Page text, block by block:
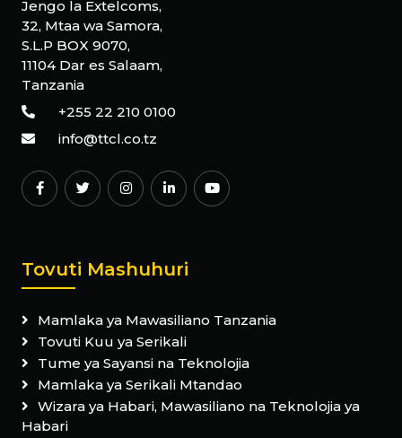
Jengo la Extelcoms,
32, Mtaa wa Samora,
S.L.P BOX 9070,
11104 Dar es Salaam,
Tanzania
+255 22 210 0100
info@ttcl.co.tz
Tovuti Mashuhuri
Mamlaka ya Mawasiliano Tanzania
Tovuti Kuu ya Serikali
Tume ya Sayansi na Teknolojia
Mamlaka ya Serikali Mtandao
Wizara ya Habari, Mawasiliano na Teknolojia ya
Habari